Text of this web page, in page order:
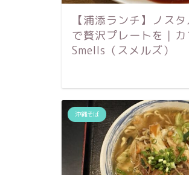
【浦添ランチ】ノス
で贅沢プレートを｜
Smells（スメルズ）
沖縄そば